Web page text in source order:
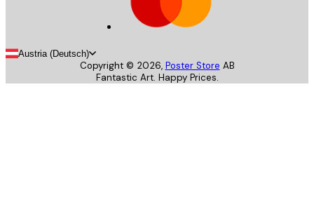
Austria (Deutsch)
Copyright © 2026, Poster Store AB
Fantastic Art. Happy Prices.